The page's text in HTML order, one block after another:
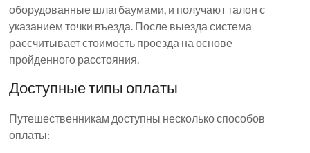
оборудованные шлагбаумами, и получают талон с
указанием точки въезда. После выезда система
рассчитывает стоимость проезда на основе
пройденного расстояния.
Доступные типы оплаты
Путешественникам доступны несколько способов
оплаты: